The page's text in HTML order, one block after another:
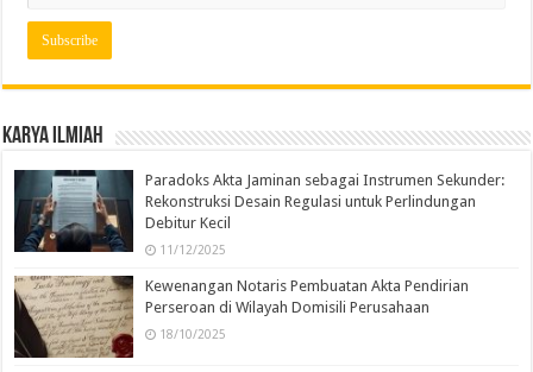
Karya Ilmiah
Paradoks Akta Jaminan sebagai Instrumen Sekunder:
Rekonstruksi Desain Regulasi untuk Perlindungan
Debitur Kecil
11/12/2025
Kewenangan Notaris Pembuatan Akta Pendirian
Perseroan di Wilayah Domisili Perusahaan
18/10/2025